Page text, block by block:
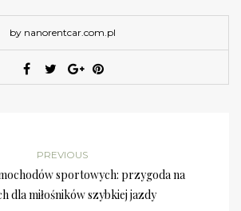
by nanorentcar.com.pl
PREVIOUS
sportowych: przygoda na
dla miłośników szybkiej jazdy